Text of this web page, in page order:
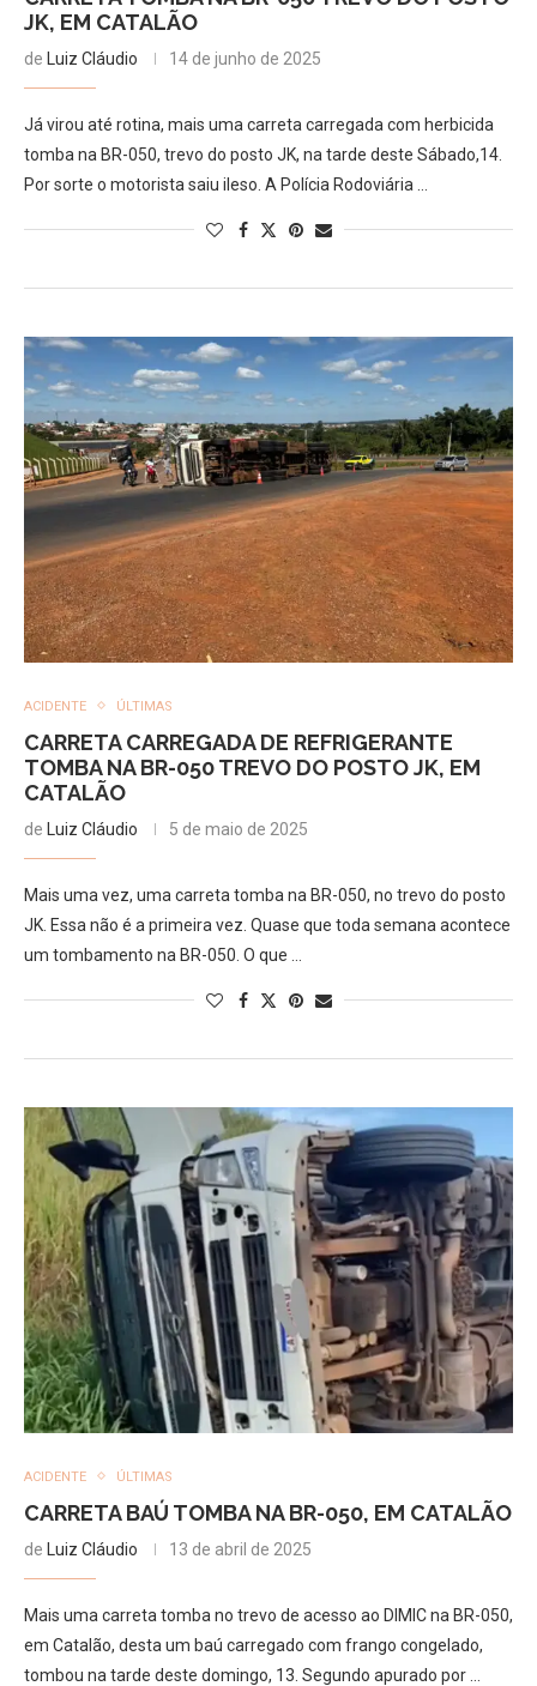
JK, EM CATALÃO
de Luiz Cláudio 14 de junho de 2025
Já virou até rotina, mais uma carreta carregada com herbicida
tomba na BR-050, trevo do posto JK, na tarde deste Sábado,14.
Por sorte o motorista saiu ileso. A Polícia Rodoviária …
ACIDENTE ÚLTIMAS
CARRETA CARREGADA DE REFRIGERANTE
TOMBA NA BR-050 TREVO DO POSTO JK, EM
CATALÃO
de Luiz Cláudio 5 de maio de 2025
Mais uma vez, uma carreta tomba na BR-050, no trevo do posto
JK. Essa não é a primeira vez. Quase que toda semana acontece
um tombamento na BR-050. O que …
ACIDENTE ÚLTIMAS
CARRETA BAÚ TOMBA NA BR-050, EM CATALÃO
de Luiz Cláudio 13 de abril de 2025
Mais uma carreta tomba no trevo de acesso ao DIMIC na BR-050,
em Catalão, desta um baú carregado com frango congelado,
tombou na tarde deste domingo, 13. Segundo apurado por …